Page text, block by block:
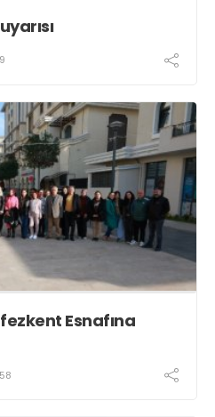
Esnafına